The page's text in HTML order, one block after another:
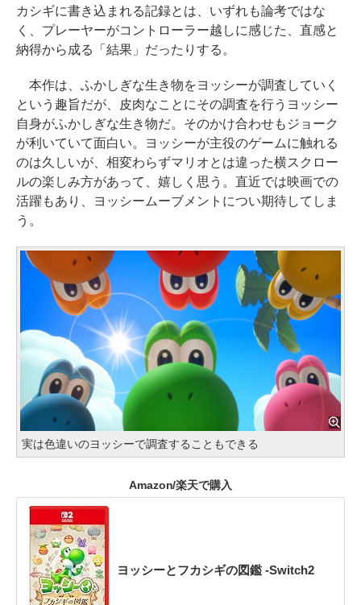
カシギに書き込まれる記録とは、いずれも論考ではな
く、プレーヤーがコントローラー越しに感じた、直感と
納得から成る「結果」だったりする。
本作は、ふかしぎな生き物をヨッシーが調査していく
という趣旨だが、皮肉なことにその調査を行うヨッシー
自身がふかしぎな生き物だ。そのかけ合わせもジョーク
が利いていて面白い。ヨッシーが主役のゲームに触れる
のは久しいが、相変わらずマリオとは違った横スクロー
ルの楽しみ方があって、嬉しく思う。直近では映画での
活躍もあり、ヨッシームーブメントについ期待してしま
う。
実は色違いのヨッシーで調査することもできる
Amazon/楽天で購入
ヨッシーとフカシギの図鑑 -Switch2